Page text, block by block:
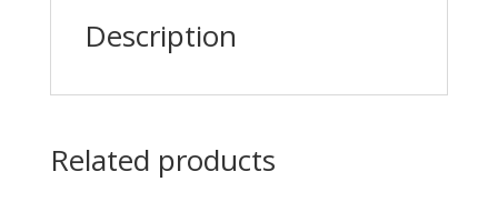
Description
Related products